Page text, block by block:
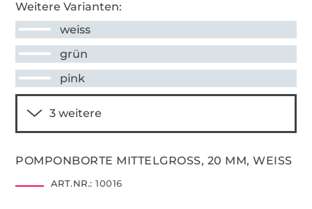
Weitere Varianten:
weiss
grün
pink
POMPONBORTE MITTELGROSS, 20 MM, WEISS
ART.NR.: 10016